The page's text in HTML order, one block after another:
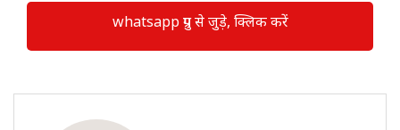
whatsapp ग्रुप से जुड़े, क्लिक करें